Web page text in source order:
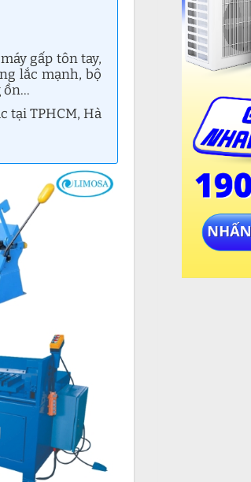
gấp tôn tay,
lắc mạnh, bộ
ồn…
tại TPHCM, Hà